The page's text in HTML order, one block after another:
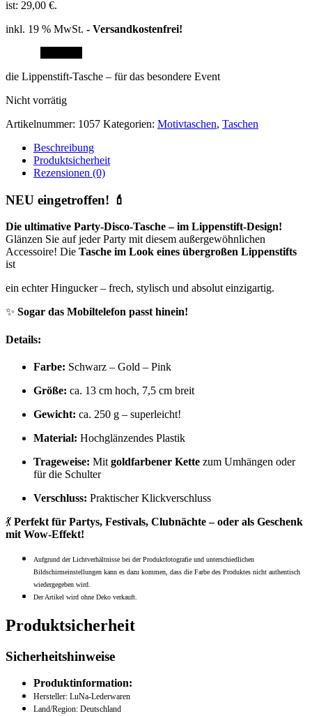
ist: 29,00 €.
inkl. 19 % MwSt. - Versandkostenfrei!
die Lippenstift-Tasche – für das besondere Event
Nicht vorrätig
Artikelnummer: 1057 Kategorien: Motivtaschen, Taschen
Beschreibung
Produktsicherheit
Rezensionen (0)
NEU eingetroffen! 💄
Die ultimative Party-Disco-Tasche – im Lippenstift-Design!
Glänzen Sie auf jeder Party mit diesem außergewöhnlichen
Accessoire! Die Tasche im Look eines übergroßen Lippenstifts
ist
ein echter Hingucker – frech, stylisch und absolut einzigartig.
✨ Sogar das Mobiltelefon passt hinein!
Details:
Farbe: Schwarz – Gold – Pink
Größe: ca. 13 cm hoch, 7,5 cm breit
Gewicht: ca. 250 g – superleicht!
Material: Hochglänzendes Plastik
Trageweise: Mit goldfarbener Kette zum Umhängen oder
für die Schulter
Verschluss: Praktischer Klickverschluss
💃 Perfekt für Partys, Festivals, Clubnächte – oder als Geschenk
mit Wow-Effekt!
Aufgrund der Lichtverhältnisse bei der Produktfotografie und unterschiedlichen
Bildschirmeinstellungen kann es dazu kommen, dass die Farbe des Produktes nicht authentisch
wiedergegeben wird.
Der Artikel wird ohne Deko verkauft.
Produktsicherheit
Sicherheitshinweise
Produktinformation:
Hersteller: LuNa-Lederwaren
Land/Region: Deutschland